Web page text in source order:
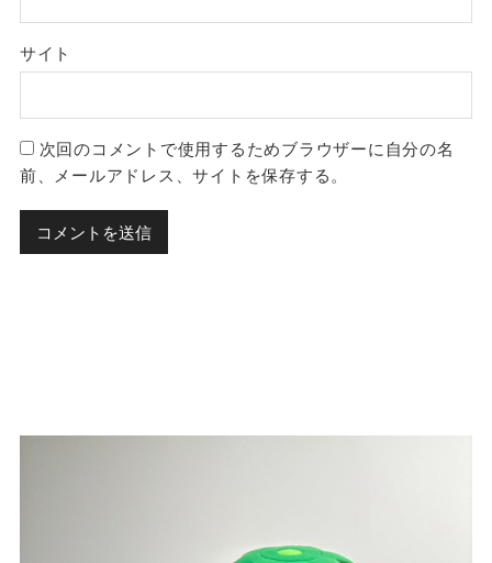
サイト
次回のコメントで使用するためブラウザーに自分の名
前、メールアドレス、サイトを保存する。